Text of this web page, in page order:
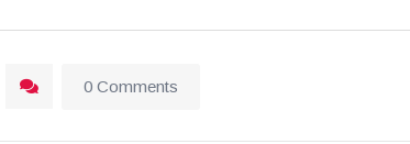
0 Comments